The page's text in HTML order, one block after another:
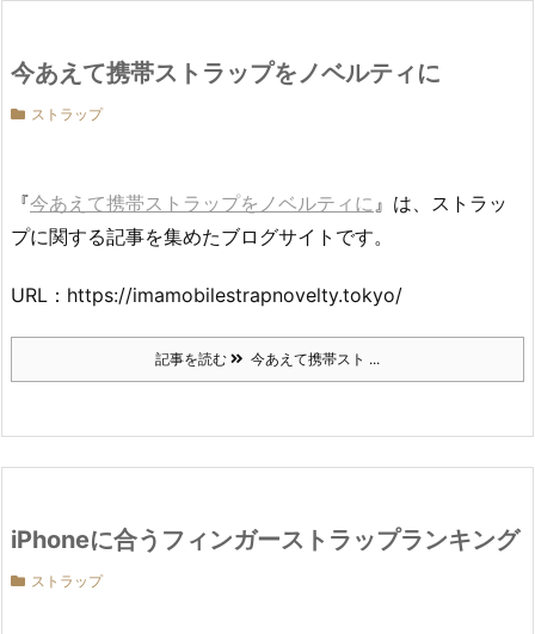
今あえて携帯ストラップをノベルティに
ストラップ
『今あえて携帯ストラップをノベルティに』は、ストラッ
プに関する記事を集めたブログサイトです。
URL：https://imamobilestrapnovelty.tokyo/
記事を読む 今あえて携帯スト ...
iPhoneに合うフィンガーストラップランキング
ストラップ